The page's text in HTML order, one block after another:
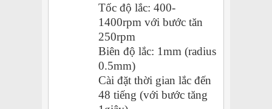
Tốc độ lắc: 400-
1400rpm với bước tăn
250rpm
Biên độ lắc: 1mm (radius
0.5mm)
Cài đặt thời gian lắc đến
48 tiếng (với bước tăng